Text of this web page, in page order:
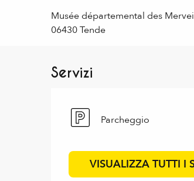
Musée départemental des
06430 Tende
Servizi
Parcheggio
VISUALIZZA TUTTI I